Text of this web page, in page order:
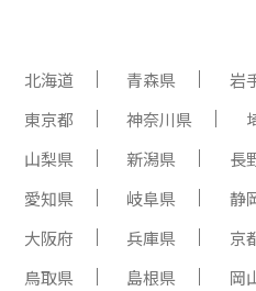
北海道 青森県 岩
東京都 神奈川県
山梨県 新潟県 長
愛知県 岐阜県 静
大阪府 兵庫県 京
鳥取県 島根県
岡